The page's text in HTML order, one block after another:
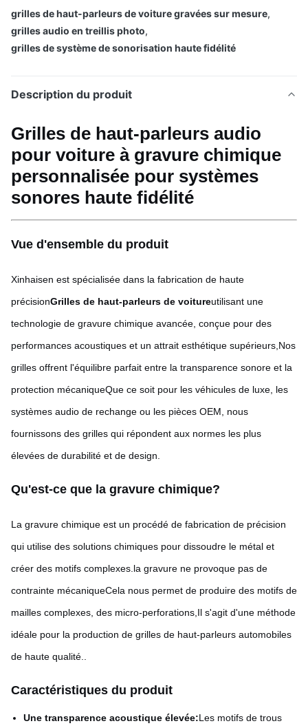
grilles de haut-parleurs de voiture gravées sur mesure,
grilles audio en treillis photo,
grilles de système de sonorisation haute fidélité
Description du produit
Grilles de haut-parleurs audio
pour voiture à gravure chimique
personnalisée pour systèmes
sonores haute fidélité
Vue d'ensemble du produit
Xinhaisen est spécialisée dans la fabrication de haute
précisionGrilles de haut-parleurs de voitureutilisant une
technologie de gravure chimique avancée, conçue pour des
performances acoustiques et un attrait esthétique supérieurs,Nos
grilles offrent l'équilibre parfait entre la transparence sonore et la
protection mécaniqueQue ce soit pour les véhicules de luxe, les
systèmes audio de rechange ou les pièces OEM, nous
fournissons des grilles qui répondent aux normes les plus
élevées de durabilité et de design.
Qu'est-ce que la gravure chimique?
La gravure chimique est un procédé de fabrication de précision
qui utilise des solutions chimiques pour dissoudre le métal et
créer des motifs complexes.la gravure ne provoque pas de
contrainte mécaniqueCela nous permet de produire des motifs de
mailles complexes, des micro-perforations,Il s'agit d'une méthode
idéale pour la production de grilles de haut-parleurs automobiles
de haute qualité..
Caractéristiques du produit
Une transparence acoustique élevée:Les motifs de trous